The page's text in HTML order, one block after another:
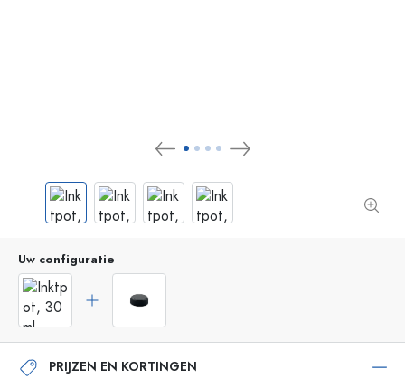
Uw configuratie
PRIJZEN EN KORTINGEN